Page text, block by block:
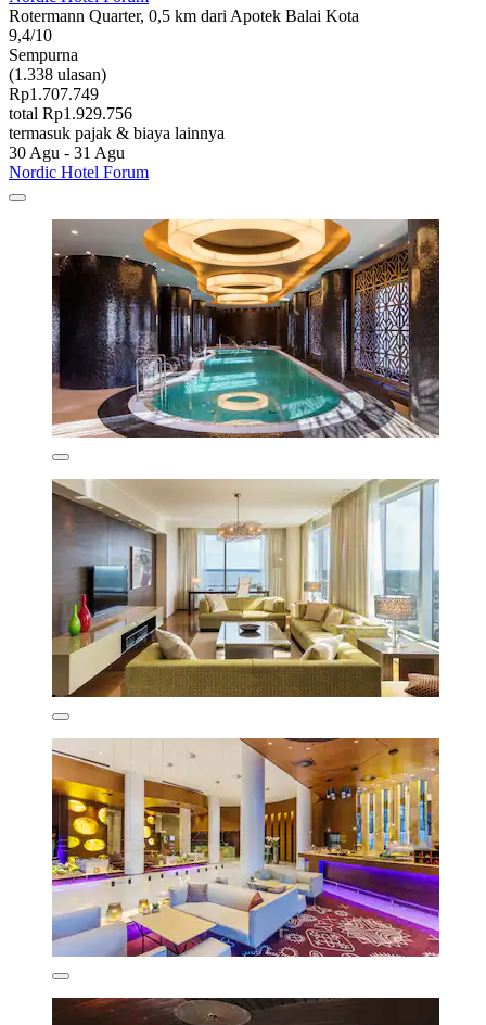
Rotermann Quarter, 0,5 km dari Apotek Balai Kota
9,4/10
Sempurna
(1.338 ulasan)
Rp1.707.749
total Rp1.929.756
termasuk pajak & biaya lainnya
30 Agu - 31 Agu
Nordic Hotel Forum